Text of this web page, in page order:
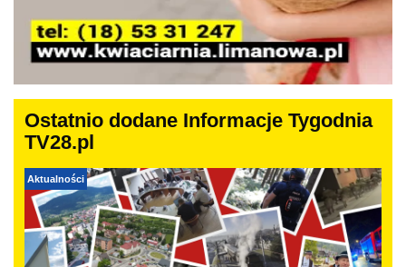
Ostatnio dodane Informacje Tygodnia
TV28.pl
Aktualności